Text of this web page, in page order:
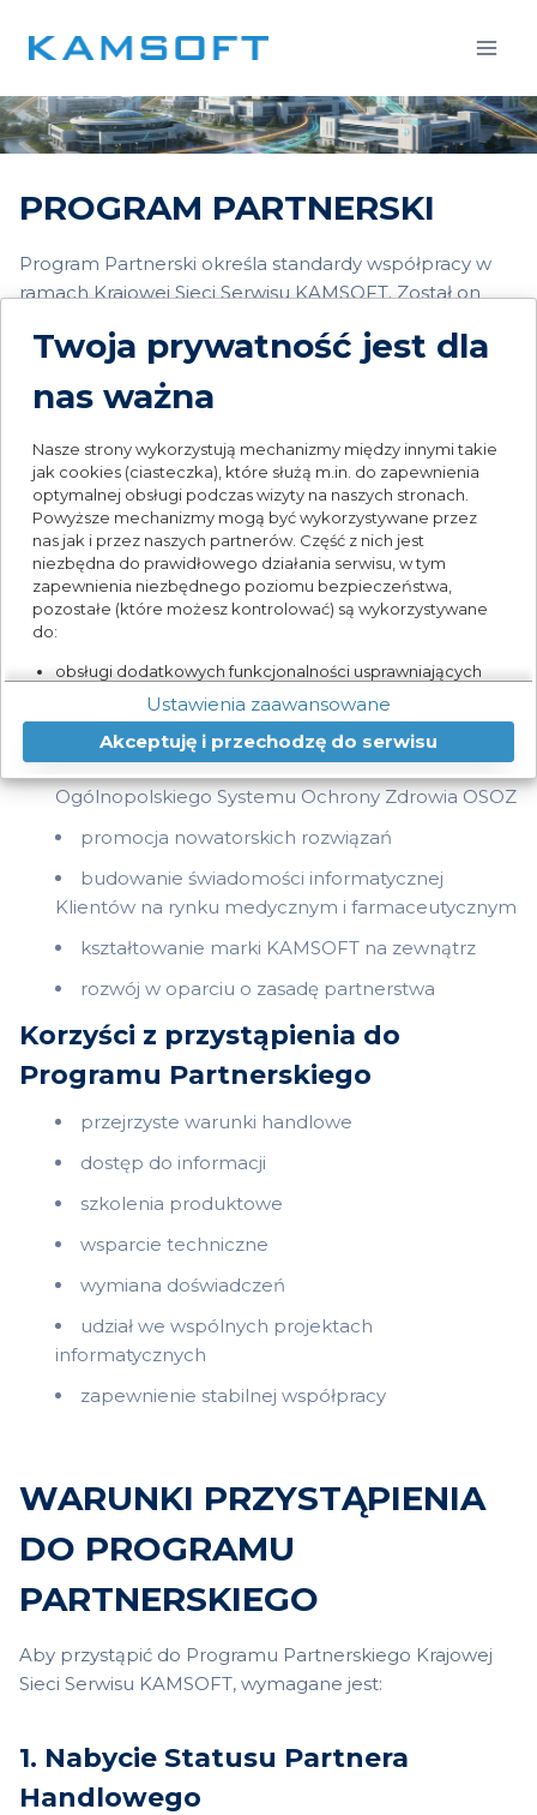
PROGRAM PARTNERSKI
Program Partnerski określa standardy współpracy w
ramach Krajowej Sieci Serwisu KAMSOFT. Został on
stworzeniu takich warunków handlowych, które
motywują Partnera do działania i generują stały rozwój.
rozumiane projektowanie i monitorowanie procesów
biznesowych w ochronie zdrowia w oparciu o
nowoczesne narzędzia informatyczne.
Celem współpracy jest
świadczenie usług wdrożeniowych,
konserwacyjnych i serwisowych
rozpowszechnianie i realizacja założeń
Ogólnopolskiego Systemu Ochrony Zdrowia OSOZ
promocja nowatorskich rozwiązań
budowanie świadomości informatycznej
Klientów na rynku medycznym i farmaceutycznym
kształtowanie marki KAMSOFT na zewnątrz
rozwój w oparciu o zasadę partnerstwa
Korzyści z przystąpienia do
Programu Partnerskiego
przejrzyste warunki handlowe
dostęp do informacji
szkolenia produktowe
wsparcie techniczne
wymiana doświadczeń
udział we wspólnych projektach
informatycznych
zapewnienie stabilnej współpracy
WARUNKI PRZYSTĄPIENIA
DO PROGRAMU
PARTNERSKIEGO
Aby przystąpić do Programu Partnerskiego Krajowej
Sieci Serwisu KAMSOFT, wymagane jest:
1. Nabycie Statusu Partnera
Handlowego
Twoja prywatność jest dla
nas ważna
Nasze strony wykorzystują mechanizmy między innymi takie
jak cookies (ciasteczka), które służą m.in. do zapewnienia
optymalnej obsługi podczas wizyty na naszych stronach.
Powyższe mechanizmy mogą być wykorzystywane przez
nas jak i przez naszych partnerów. Część z nich jest
niezbędna do prawidłowego działania serwisu, w tym
zapewnienia niezbędnego poziomu bezpieczeństwa,
pozostałe (które możesz kontrolować) są wykorzystywane
do:
obsługi dodatkowych funkcjonalności usprawniających
działanie naszych stron,
analizy tego, w jaki sposób korzystasz z naszej strony
marketingu bezpośredniego,
udostępniania funkcji mediów społecznościowych.
Kliknij „Akceptuję i przechodzę do strony”, aby
wyrazić zgodę na przetwarzanie przez nas i naszych
Pamiętaj, że wyrażenie zgody jest dobrowolne, a wyrażoną
zgodę możesz w każdej chwili cofnąć, możesz też wycofać
zgodę na przetwarzanie Twoich danych tylko w niektórych
celach. Jeżeli chcesz dowiedzieć się więcej lub chcesz
przeprowadzić konfigurację szczegółową - możesz tego
Więcej informacji na temat wykorzystywania narzędzi
zewnętrznych na naszych stronach znajdziesz w
Polityce cookies
Ustawienia zaawansowane
Akceptuję i przechodzę do serwisu